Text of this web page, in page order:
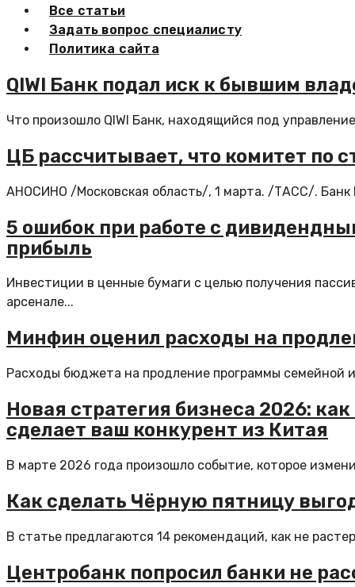
Все статьи
Задать вопрос специалисту
Политика сайта
QIWI Банк подал иск к бывшим
Что произошло QIWI Банк, находящийся под
ЦБ рассчитывает, что комитет по
АНОСИНО /Московская область/, 1 марта. /ТАСС/. Банк
5 ошибок при работе с
прибыль
Инвестиции в ценные бумаги с целью получения
арсенале...
Минфин оценил расходы на
Расходы бюджета на продление программы семейной
Новая стратегия бизнеса 2026:
сделает ваш конкурент из Китая
В марте 2026 года произошло событие, которое
Как сделать Чёрную пятницу
В статье предлагаются 14 рекомендаций, как не
Центробанк попросил банки не